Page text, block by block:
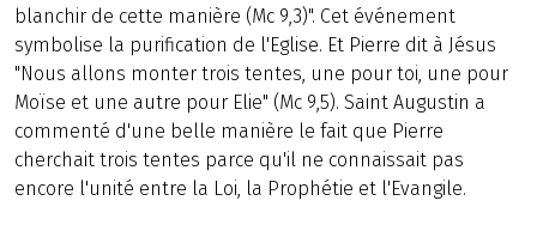
blanchir de cette manière (Mc 9,3)". Cet événement
symbolise la purification de l'Eglise. Et Pierre dit à Jésus
"Nous allons monter trois tentes, une pour toi, une pour
Moïse et une autre pour Elie" (Mc 9,5). Saint Augustin a
commenté d'une belle manière le fait que Pierre
cherchait trois tentes parce qu'il ne connaissait pas
encore l'unité entre la Loi, la Prophétie et l'Evangile.